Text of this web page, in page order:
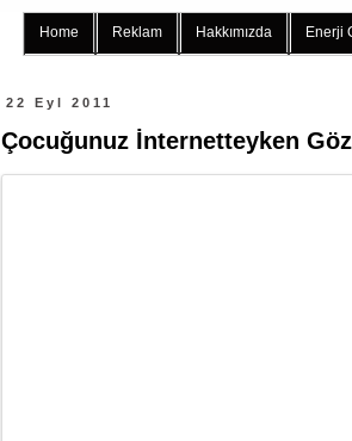
Home Reklam Hakkımızda Enerji
22 Eyl 2011
Çocuğunuz İnternetteyken